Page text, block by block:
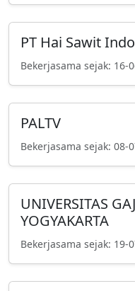
PT Hai Sawit
Bekerjasama sejak: 16-
PALTV
Bekerjasama sejak: 08-
UNIVERSITAS
YOGYAKARTA
Bekerjasama sejak: 19-